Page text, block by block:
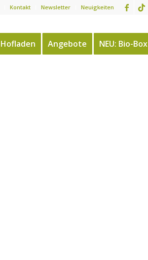
Kontakt Newsletter Neuigkeiten
Hofladen Angebote NEU: Bio-Box